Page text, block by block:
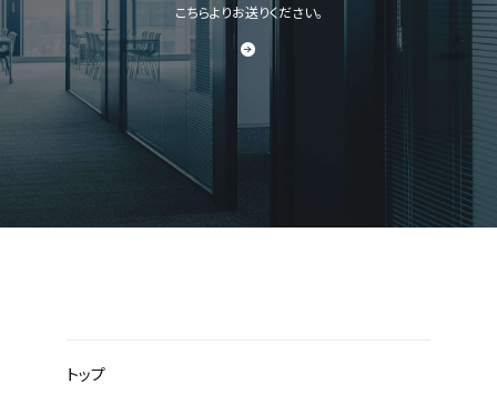
こちらよりお送りください。
トップ